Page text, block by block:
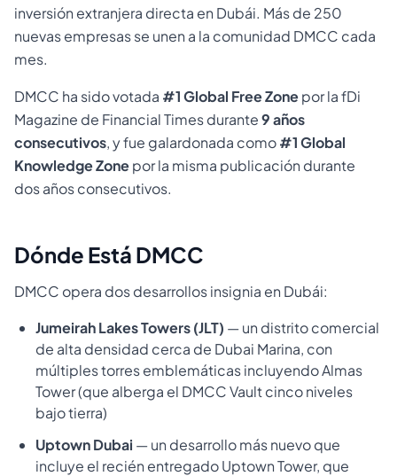
inversión extranjera directa en Dubái. Más de 250
nuevas empresas se unen a la comunidad DMCC cada
mes.
DMCC ha sido votada #1 Global Free Zonepor la fDi
Magazine de Financial Times durante9 años
consecutivos, y fue galardonada como#1 Global
Knowledge Zonepor la misma publicación durante
dos años consecutivos.
Dónde Está DMCC
DMCC opera dos desarrollos insignia en Dubái:
Jumeirah Lakes Towers (JLT) — un distrito comercial
de alta densidad cerca de Dubai Marina, con
múltiples torres emblemáticas incluyendo Almas
Tower (que alberga el DMCC Vault cinco niveles
bajo tierra)
Uptown Dubai — un desarrollo más nuevo que
incluye el recién entregado Uptown Tower, que